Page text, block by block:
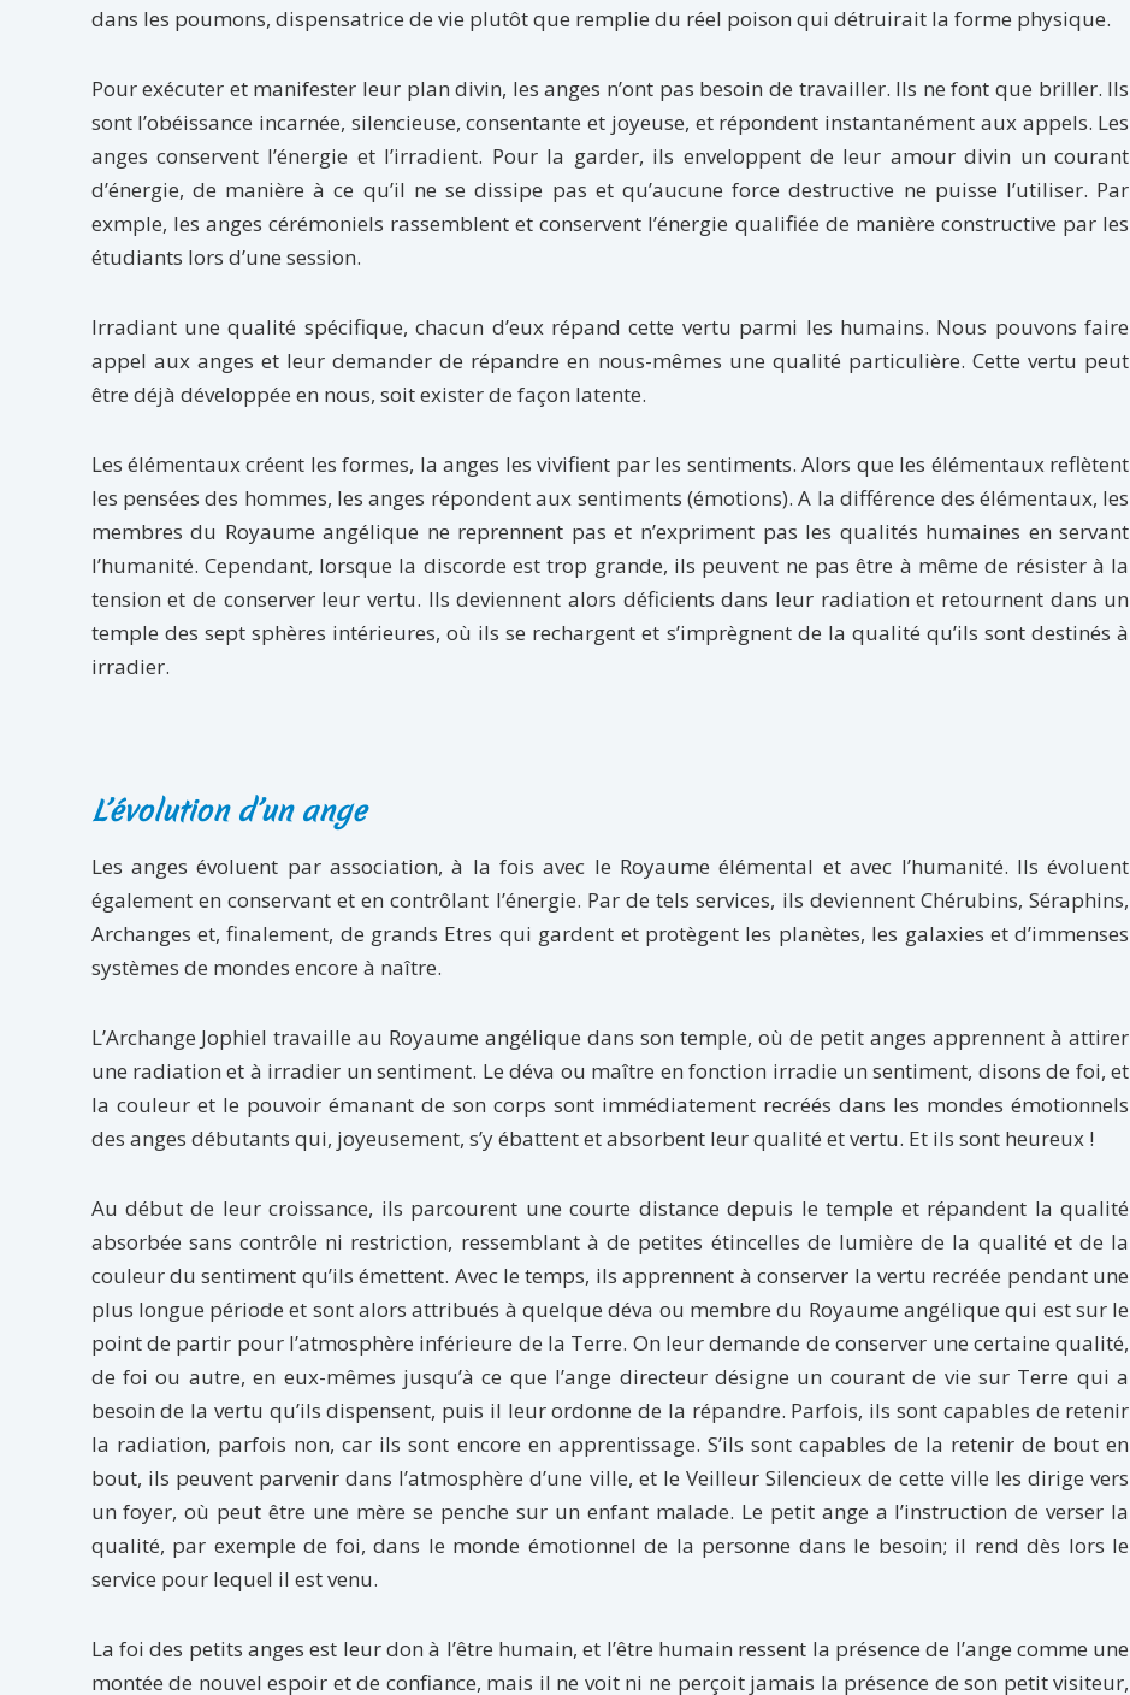
dans les poumons, dispensatrice de vie plutôt que remplie du réel poison qui détruirait la forme physique.
Pour exécuter et manifester leur plan divin, les anges n’ont pas besoin de travailler. Ils ne font que briller. Ils
sont l’obéissance incarnée, silencieuse, consentante et joyeuse, et répondent instantanément aux appels. Les
anges conservent l’énergie et l’irradient. Pour la garder, ils enveloppent de leur amour divin un courant
d’énergie, de manière à ce qu’il ne se dissipe pas et qu’aucune force destructive ne puisse l’utiliser. Par
exmple, les anges cérémoniels rassemblent et conservent l’énergie qualifiée de manière constructive par les
étudiants lors d’une session.
Irradiant une qualité spécifique, chacun d’eux répand cette vertu parmi les humains. Nous pouvons faire
appel aux anges et leur demander de répandre en nous-mêmes une qualité particulière. Cette vertu peut
être déjà développée en nous, soit exister de façon latente.
Les élémentaux créent les formes, la anges les vivifient par les sentiments. Alors que les élémentaux reflètent
les pensées des hommes, les anges répondent aux sentiments (émotions). A la différence des élémentaux, les
membres du Royaume angélique ne reprennent pas et n’expriment pas les qualités humaines en servant
l’humanité. Cependant, lorsque la discorde est trop grande, ils peuvent ne pas être à même de résister à la
tension et de conserver leur vertu. Ils deviennent alors déficients dans leur radiation et retournent dans un
temple des sept sphères intérieures, où ils se rechargent et s’imprègnent de la qualité qu’ils sont destinés à
irradier.
L’évolution d’un ange
Les anges évoluent par association, à la fois avec le Royaume élémental et avec l’humanité. Ils évoluent
également en conservant et en contrôlant l’énergie. Par de tels services, ils deviennent Chérubins, Séraphins,
Archanges et, finalement, de grands Etres qui gardent et protègent les planètes, les galaxies et d’immenses
systèmes de mondes encore à naître.
L’Archange Jophiel travaille au Royaume angélique dans son temple, où de petit anges apprennent à attirer
une radiation et à irradier un sentiment. Le déva ou maître en fonction irradie un sentiment, disons de foi, et
la couleur et le pouvoir émanant de son corps sont immédiatement recréés dans les mondes émotionnels
des anges débutants qui, joyeusement, s’y ébattent et absorbent leur qualité et vertu. Et ils sont heureux !
Au début de leur croissance, ils parcourent une courte distance depuis le temple et répandent la qualité
absorbée sans contrôle ni restriction, ressemblant à de petites étincelles de lumière de la qualité et de la
couleur du sentiment qu’ils émettent. Avec le temps, ils apprennent à conserver la vertu recréée pendant une
plus longue période et sont alors attribués à quelque déva ou membre du Royaume angélique qui est sur le
point de partir pour l’atmosphère inférieure de la Terre. On leur demande de conserver une certaine qualité,
de foi ou autre, en eux-mêmes jusqu’à ce que l’ange directeur désigne un courant de vie sur Terre qui a
besoin de la vertu qu’ils dispensent, puis il leur ordonne de la répandre. Parfois, ils sont capables de retenir
la radiation, parfois non, car ils sont encore en apprentissage. S’ils sont capables de la retenir de bout en
bout, ils peuvent parvenir dans l’atmosphère d’une ville, et le Veilleur Silencieux de cette ville les dirige vers
un foyer, où peut être une mère se penche sur un enfant malade. Le petit ange a l’instruction de verser la
qualité, par exemple de foi, dans le monde émotionnel de la personne dans le besoin; il rend dès lors le
service pour lequel il est venu.
La foi des petits anges est leur don à l’être humain, et l’être humain ressent la présence de l’ange comme une
montée de nouvel espoir et de confiance, mais il ne voit ni ne perçoit jamais la présence de son petit visiteur,